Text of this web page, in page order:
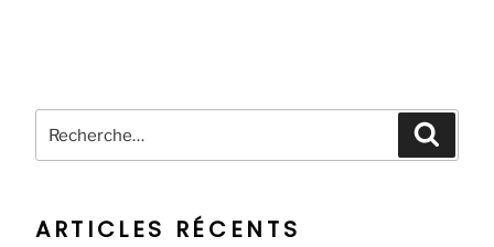
pour
ARTICLES RÉCENTS